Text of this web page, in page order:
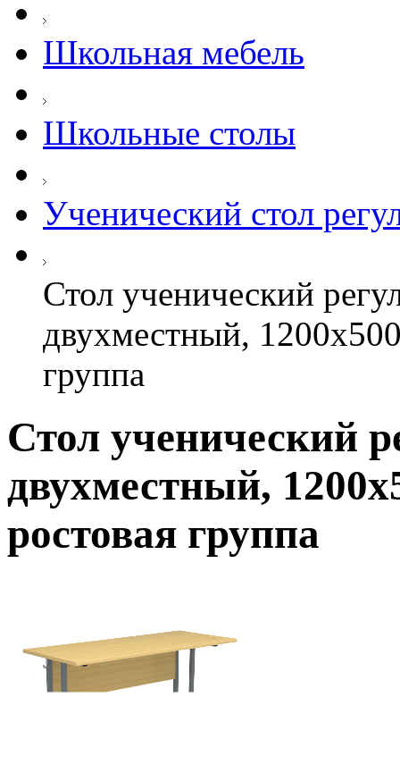
Школьная мебель
Школьные столы
Ученический стол
Стол ученический
двухместный,
группа
Стол ученический
двухместный,
ростовая группа